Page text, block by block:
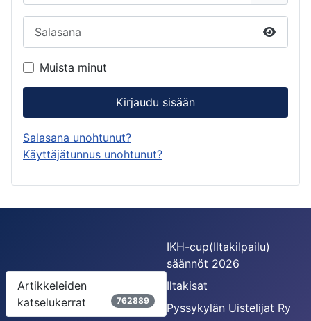
Näytä
Muista minut
Kirjaudu sisään
Salasana unohtunut?
Käyttäjätunnus unohtunut?
Artikkeleiden
katselukerrat
762889
IKH-cup(Iltakilpailu)
säännöt 2026
Iltakisat
Pyssykylän Uistelijat Ry